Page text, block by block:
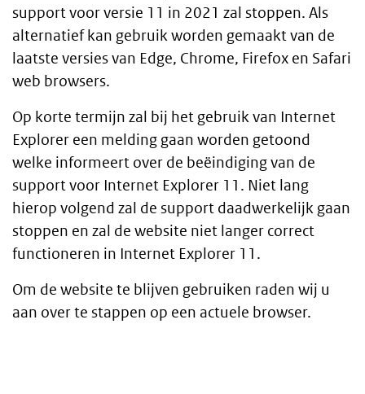
support voor versie 11 in 2021 zal stoppen. Als
alternatief kan gebruik worden gemaakt van de
laatste versies van Edge, Chrome, Firefox en Safari
web browsers.
Op korte termijn zal bij het gebruik van Internet
Explorer een melding gaan worden getoond
welke informeert over de beëindiging van de
support voor Internet Explorer 11. Niet lang
hierop volgend zal de support daadwerkelijk gaan
stoppen en zal de website niet langer correct
functioneren in Internet Explorer 11.
Om de website te blijven gebruiken raden wij u
aan over te stappen op een actuele browser.